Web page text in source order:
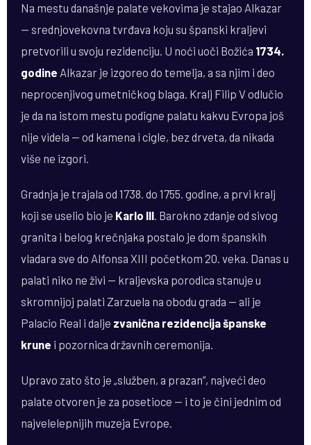
Na mestu današnje palate vekovima je stajao Alkazar
— srednjovekovna tvrđava koju su španski kraljevi
pretvorili u svoju rezidenciju. U noći uoči Božića 1734.
godine Alkazar je izgoreo do temelja, a sa njim i deo
neprocenjivog umetničkog blaga. Kralj Filip V odlučio
je da na istom mestu podigne palatu kakvu Evropa još
nije videla — od kamena i cigle, bez drveta, da nikada
više ne izgori.
Gradnja je trajala od 1738. do 1755. godine, a prvi kralj
koji se uselio bio je Karlo III. Barokno zdanje od sivog
granita i belog krečnjaka postalo je dom španskih
vladara sve do Alfonsa XIII početkom 20. veka. Danas u
palati niko ne živi — kraljevska porodica stanuje u
skromnijoj palati Zarzuela na obodu grada — ali je
Palacio Real i dalje zvanična rezidencija španske
krune i pozornica državnih ceremonija.
Upravo zato što je „služben, a prazan”, najveći deo
palate otvoren je za posetioce — i to je čini jednim od
najvelelepnijih muzeja Evrope.